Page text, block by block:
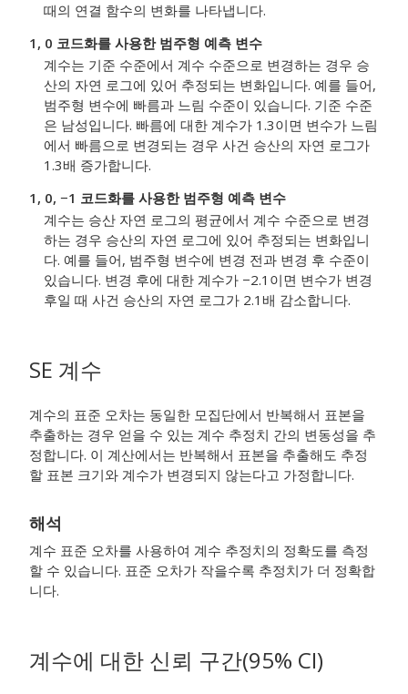
때의 연결 함수의 변화를 나타냅니다.
1, 0 코드화를 사용한 범주형 예측 변수
계수는 기준 수준에서 계수 수준으로 변경하는 경우 승
산의 자연 로그에 있어 추정되는 변화입니다. 예를 들어,
범주형 변수에 빠름과 느림 수준이 있습니다. 기준 수준
은 남성입니다. 빠름에 대한 계수가 1.3이면 변수가 느림
에서 빠름으로 변경되는 경우 사건 승산의 자연 로그가
1.3배 증가합니다.
1, 0, −1 코드화를 사용한 범주형 예측 변수
계수는 승산 자연 로그의 평균에서 계수 수준으로 변경
하는 경우 승산의 자연 로그에 있어 추정되는 변화입니
다. 예를 들어, 범주형 변수에 변경 전과 변경 후 수준이
있습니다. 변경 후에 대한 계수가 −2.1이면 변수가 변경
후일 때 사건 승산의 자연 로그가 2.1배 감소합니다.
SE 계수
계수의 표준 오차는 동일한 모집단에서 반복해서 표본을
추출하는 경우 얻을 수 있는 계수 추정치 간의 변동성을 추
정합니다. 이 계산에서는 반복해서 표본을 추출해도 추정
할 표본 크기와 계수가 변경되지 않는다고 가정합니다.
해석
계수 표준 오차를 사용하여 계수 추정치의 정확도를 측정
할 수 있습니다. 표준 오차가 작을수록 추정치가 더 정확합
니다.
계수에 대한 신뢰 구간(95% CI)